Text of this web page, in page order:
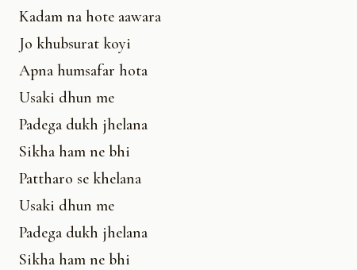
Kadam na hote aawara
Jo khubsurat koyi
Apna humsafar hota
Usaki dhun me
Padega dukh jhelana
Sikha ham ne bhi
Pattharo se khelana
Usaki dhun me
Padega dukh jhelana
Sikha ham ne bhi